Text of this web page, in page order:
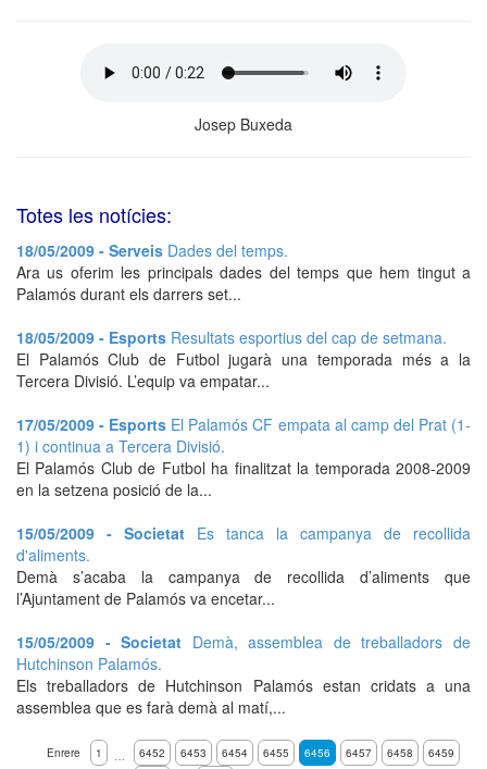
Josep Buxeda
Totes les notícies:
18/05/2009 - Serveis Dades del temps.
Ara us oferim les principals dades del temps que hem tingut a
Palamós durant els darrers set...
18/05/2009 - Esports Resultats esportius del cap de setmana.
El Palamós Club de Futbol jugarà una temporada més a la
Tercera Divisió. L’equip va empatar...
17/05/2009 - Esports El Palamós CF empata al camp del Prat (1-
1) i continua a Tercera Divisió.
El Palamós Club de Futbol ha finalitzat la temporada 2008-2009
en la setzena posició de la...
15/05/2009 - Societat Es tanca la campanya de recollida
d'aliments.
Demà s’acaba la campanya de recollida d’aliments que
l’Ajuntament de Palamós va encetar...
15/05/2009 - Societat Demà, assemblea de treballadors de
Hutchinson Palamós.
Els treballadors de Hutchinson Palamós estan cridats a una
assemblea que es farà demà al matí,...
Enrere 1 … 6452 6453 6454 6455 6456 6457 6458 6459